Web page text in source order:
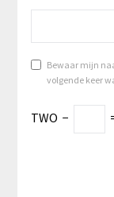
Bewaar mijn
volgende keer
TWO −